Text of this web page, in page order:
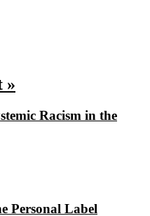
»
Racism in the
Personal Label